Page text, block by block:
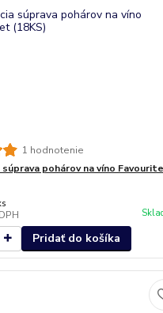
1 hodnotenie
pohárov na víno Favourite
Pridať do košíka